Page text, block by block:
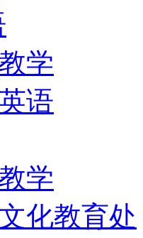
学
语
学
化教育处